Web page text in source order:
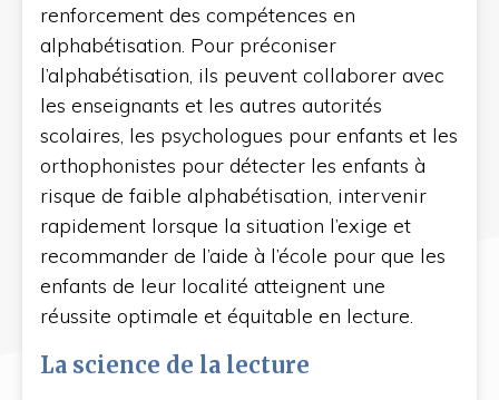
renforcement des compétences en
alphabétisation. Pour préconiser
l’alphabétisation, ils peuvent collaborer avec
les enseignants et les autres autorités
scolaires, les psychologues pour enfants et les
orthophonistes pour détecter les enfants à
risque de faible alphabétisation, intervenir
rapidement lorsque la situation l’exige et
recommander de l’aide à l’école pour que les
enfants de leur localité atteignent une
réussite optimale et équitable en lecture.
La science de la lecture